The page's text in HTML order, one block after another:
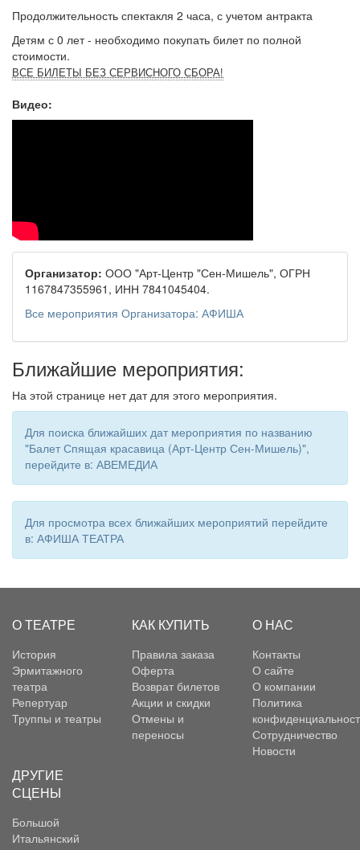
Продолжительность спектакля 2 часа, с учетом антракта
Детям с 0 лет - необходимо покупать билет по полной
стоимости.
ВСЕ БИЛЕТЫ БЕЗ СЕРВИСНОГО СБОРА!
Видео:
Организатор: ООО "Арт-Центр "Сен-Мишель", ОГРН
1167847355961, ИНН 7841045404.
Все мероприятия Организатора: АФИША
Ближайшие мероприятия:
На этой странице нет дат для этого мероприятия.
Для поиска ближайших дат мероприятия по названию
"Балет Спящая красавица (Арт-Центр Сен-Мишель)",
перейдите в: АВЕМЕДИА
Для просмотра всех ближайших мероприятий перейдите
в: АФИША ТЕАТРА
О ТЕАТРЕ
История
Эрмитажного
театра
Репертуар
Труппы и театры
КАК КУПИТЬ
Правила заказа
Оферта
Возврат билетов
Акции и скидки
Отмены и
переносы
О НАС
Контакты
О сайте
О компании
Политика
Сотрудничество
Новости
ДРУГИЕ
СЦЕНЫ
Большой
Итальянский